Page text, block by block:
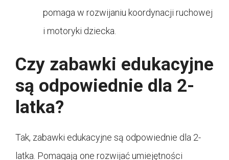
pomaga w rozwijaniu koordynacji ruchowej
i motoryki dziecka.
Czy zabawki edukacyjne
są odpowiednie dla 2-
latka?
Tak, zabawki edukacyjne są odpowiednie dla 2-
latka. Pomagają one rozwijać umiejętności